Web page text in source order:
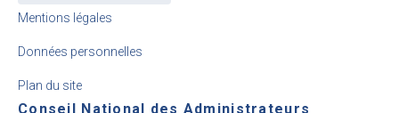
Mentions légales
Données personnelles
Plan du site
Conseil National des Administrateurs